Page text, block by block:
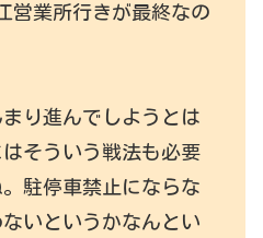
営業所行きが最終なの
り進んでしようとは
そういう戦法も必要
駐停車禁止にならな
いというかなんとい